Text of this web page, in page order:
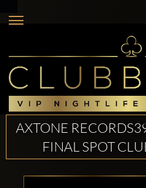
AXTONE
FINAL SPOT